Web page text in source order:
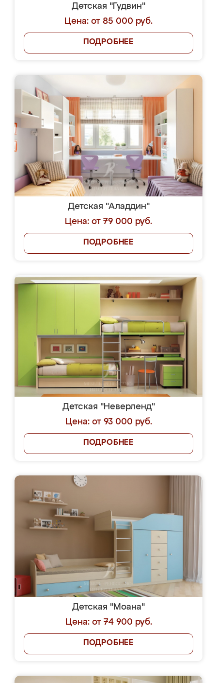
Детская "Гудвин"
Цена: от 85 000 руб.
ПОДРОБНЕЕ
Детская "Аладдин"
Цена: от 79 000 руб.
ПОДРОБНЕЕ
Детская "Неверленд"
Цена: от 93 000 руб.
ПОДРОБНЕЕ
Детская "Моана"
Цена: от 74 900 руб.
ПОДРОБНЕЕ